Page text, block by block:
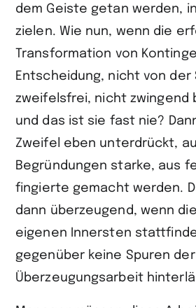
dem Geiste getan werden,
zielen. Wie nun, wenn die
Transformation von
Entscheidung, nicht von der
zweifelsfrei, nicht zwingend
und das ist sie fast nie?
Zweifel eben unterdrückt,
Begründungen starke, aus
fingierte gemacht werden.
dann überzeugend, wenn
eigenen Innersten
gegenüber keine Spuren der
Überzeugungsarbeit